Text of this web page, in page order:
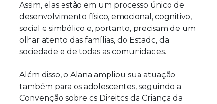
Assim, elas estão em um processo único de
desenvolvimento físico, emocional, cognitivo,
social e simbólico e, portanto, precisam de um
olhar atento das famílias, do Estado, da
sociedade e de todas as comunidades.
Além disso, o Alana ampliou sua atuação
também para os adolescentes, seguindo a
Convenção sobre os Direitos da Criança da